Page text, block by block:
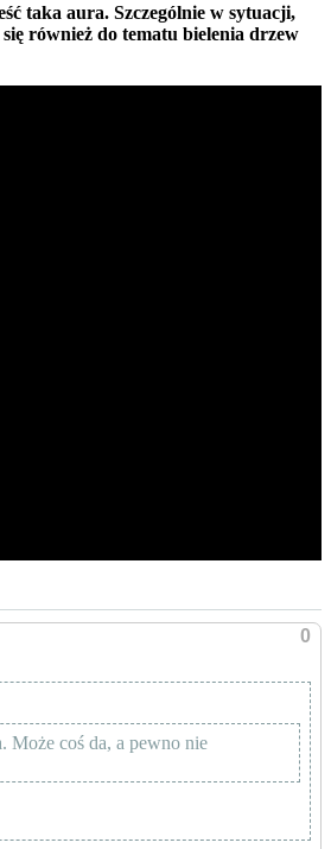
taka aura. Szczególnie w sytuacji,
również do tematu bielenia drzew
0
Może coś da, a pewno nie